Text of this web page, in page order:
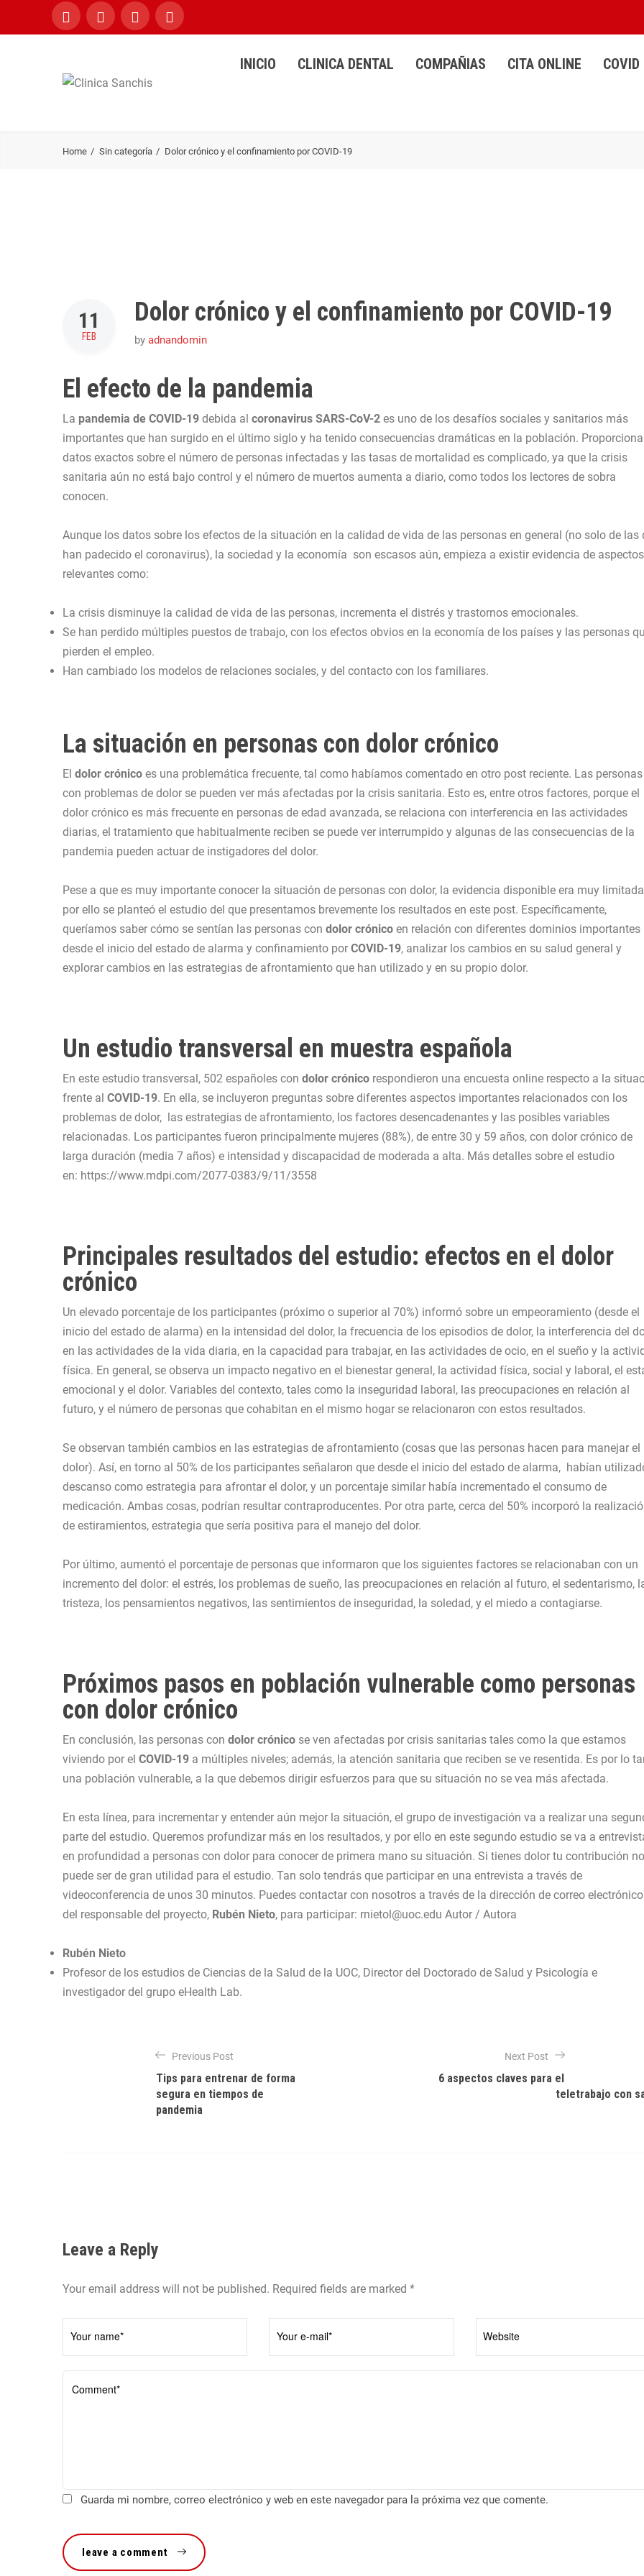
INICIO CLINICA DENTAL COMPAÑIAS CITA ONLINE
Home Sin categoría Dolor crónico y el confinamiento por COVID-19
11
FEB
Dolor crónico y el confinamiento por COVID-19
by adnandomin
El efecto de la pandemia
La pandemia de COVID-19 debida al coronavirus SARS-CoV-2 es uno de los desafíos sociales y sanitarios más
importantes que han surgido en el último siglo y ha tenido consecuencias dramáticas en la población.
datos exactos sobre el número de personas infectadas y las tasas de mortalidad es complicado, ya que la crisis
sanitaria aún no está bajo control y el número de muertos aumenta a diario, como todos los lectores de sobra
conocen.
Aunque los datos sobre los efectos de la situación en la calidad de vida de las personas en general (no solo de las
han padecido el coronavirus), la sociedad y la economía son escasos aún, empieza a existir evidencia de aspectos
relevantes como:
La crisis disminuye la calidad de vida de las personas, incrementa el distrés y trastornos emocionales.
Se han perdido múltiples puestos de trabajo, con los efectos obvios en la economía de los países y las personas
pierden el empleo.
Han cambiado los modelos de relaciones sociales, y del contacto con los familiares.
La situación en personas con dolor crónico
El dolor crónico es una problemática frecuente, tal como habíamos comentado en otro post reciente. Las personas
con problemas de dolor se pueden ver más afectadas por la crisis sanitaria. Esto es, entre otros factores, porque el
dolor crónico es más frecuente en personas de edad avanzada, se relaciona con interferencia en las actividades
diarias, el tratamiento que habitualmente reciben se puede ver interrumpido y algunas de las consecuencias de la
pandemia pueden actuar de instigadores del dolor.
Pese a que es muy importante conocer la situación de personas con dolor, la evidencia disponible era muy
por ello se planteó el estudio del que presentamos brevemente los resultados en este post. Específicamente,
queríamos saber cómo se sentían las personas con dolor crónico en relación con diferentes dominios importantes
desde el inicio del estado de alarma y confinamiento por COVID-19, analizar los cambios en su salud general y
explorar cambios en las estrategias de afrontamiento que han utilizado y en su propio dolor.
Un estudio transversal en muestra española
En este estudio transversal, 502 españoles con dolor crónico respondieron una encuesta online respecto a la
frente al COVID-19. En ella, se incluyeron preguntas sobre diferentes aspectos importantes relacionados con los
problemas de dolor, las estrategias de afrontamiento, los factores desencadenantes y las posibles variables
relacionadas. Los participantes fueron principalmente mujeres (88%), de entre 30 y 59 años, con dolor crónico de
larga duración (media 7 años) e intensidad y discapacidad de moderada a alta. Más detalles sobre el estudio
en: https://www.mdpi.com/2077-0383/9/11/3558
Principales resultados del estudio: efectos en el dolor
crónico
Un elevado porcentaje de los participantes (próximo o superior al 70%) informó sobre un empeoramiento (desde el
inicio del estado de alarma) en la intensidad del dolor, la frecuencia de los episodios de dolor, la interferencia del
en las actividades de la vida diaria, en la capacidad para trabajar, en las actividades de ocio, en el sueño y la
física. En general, se observa un impacto negativo en el bienestar general, la actividad física, social y laboral, el
emocional y el dolor. Variables del contexto, tales como la inseguridad laboral, las preocupaciones en relación al
futuro, y el número de personas que cohabitan en el mismo hogar se relacionaron con estos resultados.
Se observan también cambios en las estrategias de afrontamiento (cosas que las personas hacen para manejar el
dolor). Así, en torno al 50% de los participantes señalaron que desde el inicio del estado de alarma, habían
descanso como estrategia para afrontar el dolor, y un porcentaje similar había incrementado el consumo de
medicación. Ambas cosas, podrían resultar contraproducentes. Por otra parte, cerca del 50% incorporó la
de estiramientos, estrategia que sería positiva para el manejo del dolor.
Por último, aumentó el porcentaje de personas que informaron que los siguientes factores se relacionaban con un
incremento del dolor: el estrés, los problemas de sueño, las preocupaciones en relación al futuro, el sedentarismo,
tristeza, los pensamientos negativos, las sentimientos de inseguridad, la soledad, y el miedo a contagiarse.
Próximos pasos en población vulnerable como personas
con dolor crónico
En conclusión, las personas con dolor crónico se ven afectadas por crisis sanitarias tales como la que estamos
viviendo por el COVID-19 a múltiples niveles; además, la atención sanitaria que reciben se ve resentida. Es por lo
una población vulnerable, a la que debemos dirigir esfuerzos para que su situación no se vea más afectada.
En esta línea, para incrementar y entender aún mejor la situación, el grupo de investigación va a realizar una
parte del estudio. Queremos profundizar más en los resultados, y por ello en este segundo estudio se va a
en profundidad a personas con dolor para conocer de primera mano su situación. Si tienes dolor tu contribución
puede ser de gran utilidad para el estudio. Tan solo tendrás que participar en una entrevista a través de
videoconferencia de unos 30 minutos. Puedes contactar con nosotros a través de la dirección de correo electrónico
del responsable del proyecto, Rubén Nieto, para participar: rnietol@uoc.edu Autor / Autora
Rubén Nieto
Profesor de los estudios de Ciencias de la Salud de la UOC, Director del Doctorado de Salud y Psicología e
investigador del grupo eHealth Lab.
ó
n
d
e
e
n
d
a
s
Previous Post
Tips para entrenar de forma
segura en tiempos de
pandemia
Next Post
6 aspectos claves para el
teletrabajo con
Leave a Reply
Your email address will not be published. Required fields are marked *
Guarda mi nombre, correo electrónico y web en este navegador para la próxima vez que comente.
leave a comment